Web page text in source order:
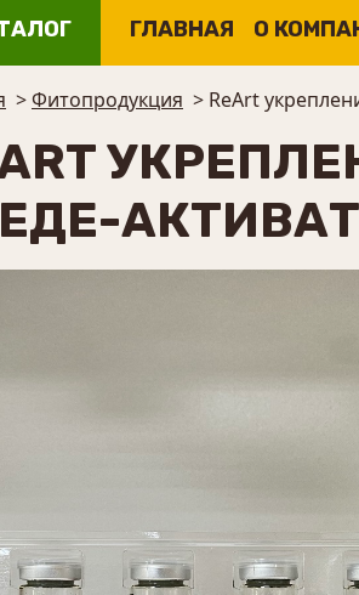
ГЛАВНАЯ О
>Фитопродукция > ReArt